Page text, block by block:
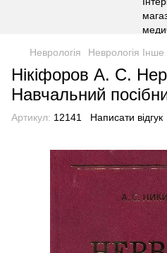
Неврологія Неврологія
Нікіфоров А. С.
Навчальний
Артикул: 12141 Написати відгук